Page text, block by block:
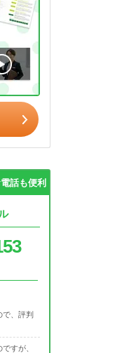
話も便利
、評判
すが、